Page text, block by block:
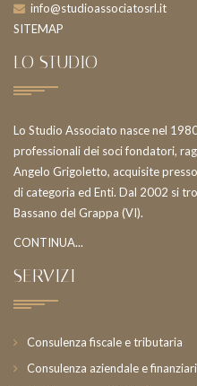
info@studioassociatosrl.it
SITEMAP
LO STUDIO
Lo Studio Associato nasce nel
professionali dei soci fondatori,
Angelo Grigoletto, acquisite
di categoria ed Enti. Dal 2002 si
Bassano del Grappa (VI).
CONTINUA...
SERVIZI
Consulenza fiscale e tributaria
Consulenza aziendale e